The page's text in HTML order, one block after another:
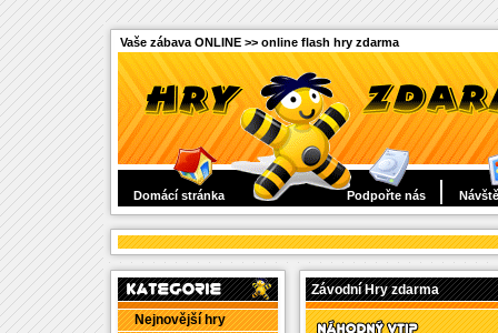
Vaše zábava ONLINE >> online flash hry zdarma
Domácí stránka Podpořte nás
Nejnovější hry
Závodní Hry zdarma